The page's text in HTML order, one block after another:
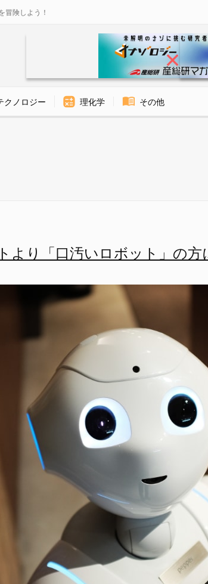
冒険しよう！
クノロジー 理化学 その他
より「口汚いロボット」の方